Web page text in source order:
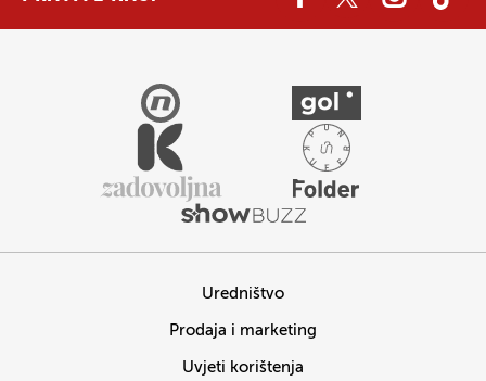
Uredništvo
Prodaja i marketing
Uvjeti korištenja